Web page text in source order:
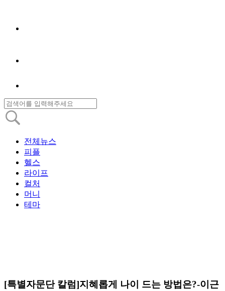
전체뉴스
피플
헬스
라이프
컬처
머니
테마
[특별자문단 칼럼]지혜롭게 나이 드는 방법은?-이근